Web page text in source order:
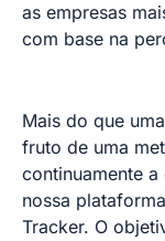
as empresas
com base na
Mais do que
fruto de uma
continuamente
nossa
Tracker. O